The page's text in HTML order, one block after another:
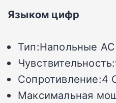
Языком цифр
Тип:Напольные АС
Сопротивление:4
Максимальная